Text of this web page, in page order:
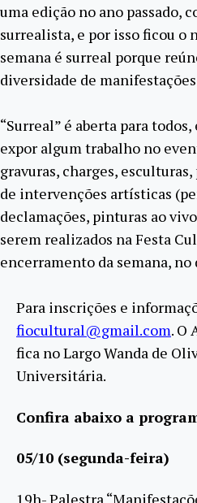
uma edição no ano passado,
surrealista, e por isso ficou o
semana é surreal porque
diversidade de
“Surreal” é aberta para
expor algum trabalho no
gravuras, charges,
de intervenções artísticas
declamações, pinturas ao
serem realizados na Festa
encerramento da semana, no
Para inscrições e
fiocultural@gmail.com. O
fica no Largo Wanda de
Universitária.
Confira abaixo a
05/10 (segunda-feira)
19h- Palestra